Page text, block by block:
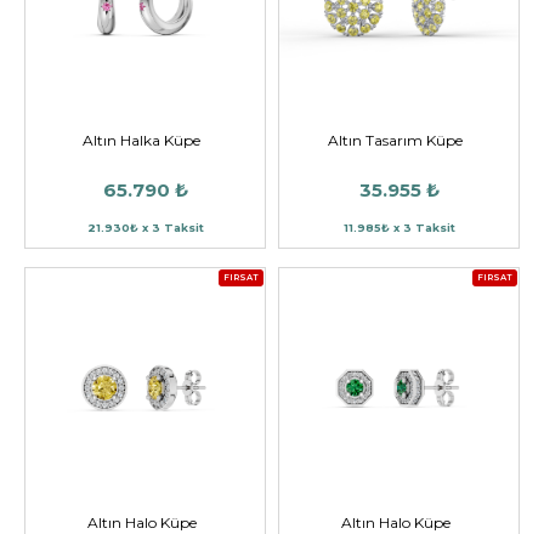
Altın Halka Küpe
65.790 ₺
21.930₺ x 3 Taksit
Altın Tasarım Küpe
35.955 ₺
11.985₺ x 3 Taksit
FIRSAT
Altın Halo Küpe
FIRSAT
Altın Halo Küpe